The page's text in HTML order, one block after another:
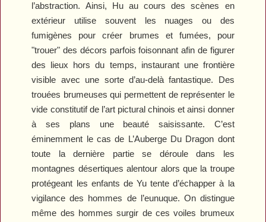
l’abstraction. Ainsi, Hu au cours des scènes en
extérieur utilise souvent les nuages ou des
fumigènes pour créer brumes et fumées, pour
"trouer" des décors parfois foisonnant afin de figurer
des lieux hors du temps, instaurant une frontière
visible avec une sorte d’au-delà fantastique. Des
trouées brumeuses qui permettent de représenter le
vide constitutif de l’art pictural chinois et ainsi donner
à ses plans une beauté saisissante. C’est
éminemment le cas de L’Auberge Du Dragon dont
toute la dernière partie se déroule dans les
montagnes désertiques alentour alors que la troupe
protégeant les enfants de Yu tente d’échapper à la
vigilance des hommes de l’eunuque. On distingue
même des hommes surgir de ces voiles brumeux